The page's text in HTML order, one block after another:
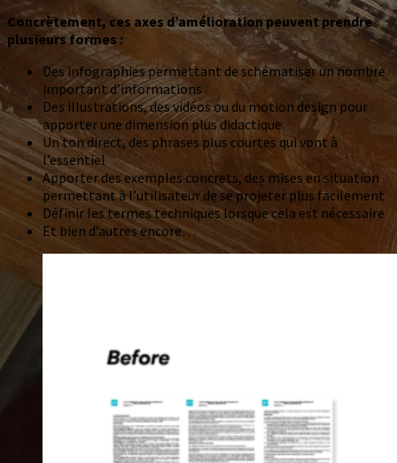
Concrètement, ces axes d’amélioration peuvent prendre
plusieurs formes :
Des infographies permettant de schématiser un nombre
important d’informations
Des illustrations, des vidéos ou du motion design pour
apporter une dimension plus didactique
Un ton direct, des phrases plus courtes qui vont à
l’essentiel
Apporter des exemples concrets, des mises en situation
permettant à l’utilisateur de se projeter plus facilement
Définir les termes techniques lorsque cela est nécessaire
Et bien d’autres encore…